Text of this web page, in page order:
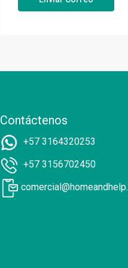
Contáctenos
+57 3164320253
+57 3156702450